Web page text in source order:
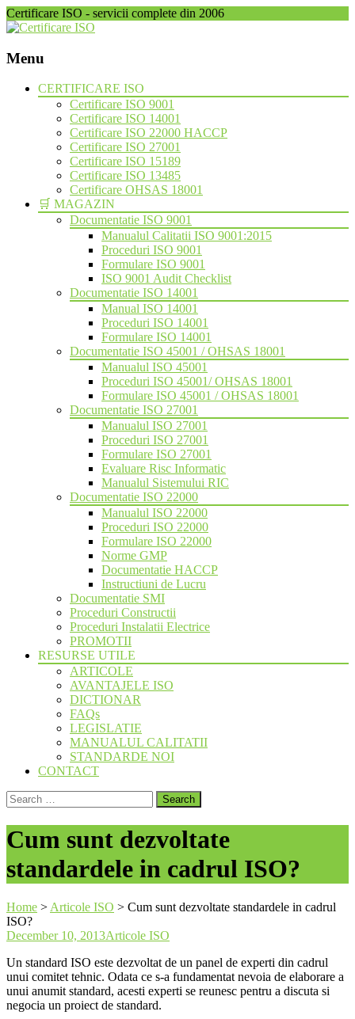
Certificare ISO - servicii complete din 2006
Menu
Skip
CERTIFICARE ISO
Certificare ISO 9001
Certificare ISO 14001
Certificare ISO 22000 HACCP
Certificare ISO 27001
Certificare ISO 15189
Certificare ISO 13485
Certificare OHSAS 18001
🛒 MAGAZIN
Documentatie ISO 9001
Manualul Calitatii ISO 9001:2015
Proceduri ISO 9001
Formulare ISO 9001
ISO 9001 Audit Checklist
Documentatie ISO 14001
Manual ISO 14001
Proceduri ISO 14001
Formulare ISO 14001
Documentatie ISO 45001 / OHSAS 18001
Manualul ISO 45001
Proceduri ISO 45001/ OHSAS 18001
Formulare ISO 45001 / OHSAS 18001
Documentatie ISO 27001
Manualul ISO 27001
Proceduri ISO 27001
Formulare ISO 27001
Evaluare Risc Informatic
Manualul Sistemului RIC
Documentatie ISO 22000
Manualul ISO 22000
Proceduri ISO 22000
Formulare ISO 22000
Norme GMP
Documentatie HACCP
Instructiuni de Lucru
Documentatie SMI
Proceduri Constructii
Proceduri Instalatii Electrice
PROMOTII
RESURSE UTILE
ARTICOLE
AVANTAJELE ISO
DICTIONAR
FAQs
LEGISLATIE
MANUALUL CALITATII
STANDARDE NOI
CONTACT
Search
for:
Cum sunt dezvoltate
standardele in cadrul ISO?
Home > Articole ISO > Cum sunt dezvoltate standardele in cadrul
ISO?
December 10, 2013Articole ISO
Un standard ISO este dezvoltat de un panel de experti din cadrul
unui comitet tehnic. Odata ce s-a fundamentat nevoia de elaborare a
unui anumit standard, acesti experti se reunesc pentru a discuta si
negocia un proiect de standard.